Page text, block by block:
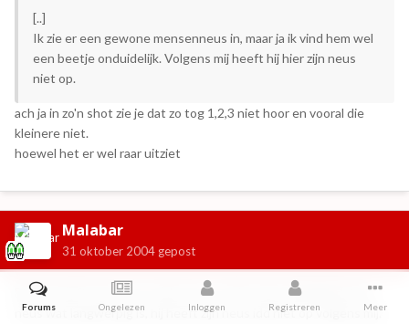
[..]
Ik zie er een gewone mensenneus in, maar ja ik vind hem wel
een beetje onduidelijk. Volgens mij heeft hij hier zijn neus
niet op.
ach ja in zo'n shot zie je dat zo tog 1,2,3 niet hoor en vooral die
kleinere niet.
hoewel het er wel raar uitziet
Malabar
31 oktober 2004 gepost
Bassie heeft meer een ronde neus en hier zie je duidelijk dat de
neus wat langwerpig is, hij heeft zijn neus idd niet op volgens mij.
Forums Ongelezen Inloggen Registreren Meer